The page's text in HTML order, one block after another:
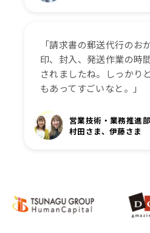
「請求書の郵送代行のお
印、封入、発送作業の時
されましたね。しっかり
もあってすごいなと。」
営業技術・業務推進部
村田さま、伊藤さま